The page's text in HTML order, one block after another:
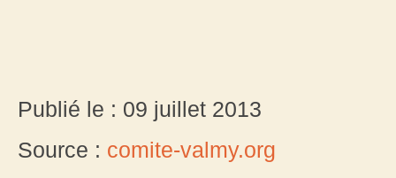
Publié le : 09 juillet 2013
Source : comite-valmy.org